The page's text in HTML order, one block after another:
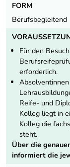
FORM
Berufsbegleitend
Für den
erforderlich.
Reife- und
Kolleg liegt in
Kolleg die
steht.
Über die
informiert die